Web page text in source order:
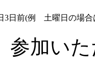
3日前(例 土曜日の場
参加い